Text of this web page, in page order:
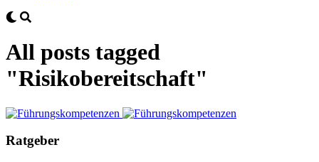
All posts tagged
"Risikobereitschaft"
Ratgeber